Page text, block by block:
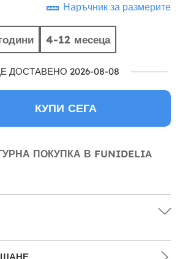
Наръчник за размерите
4-12 месеца
ДОСТАВЕНО 2026-08-08
КУПИ СЕГА
ПОКУПКА В FUNIDELIA